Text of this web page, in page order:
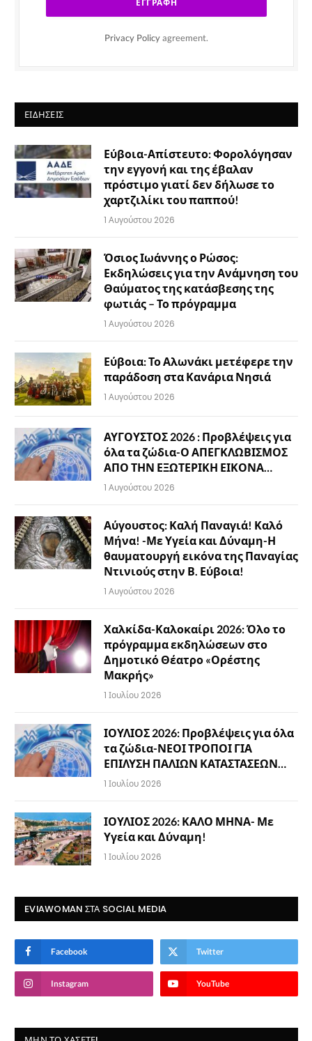
Privacy Policy agreement.
ΕΙΔΉΣΕΙΣ
Εύβοια-Απίστευτο: Φορολόγησαν
την εγγονή και της έβαλαν
πρόστιμο γιατί δεν δήλωσε το
χαρτζιλίκι του παππού!
1 Αυγούστου 2026
Όσιος Ιωάννης ο Ρώσος:
Εκδηλώσεις για την Ανάμνηση του
Θαύματος της κατάσβεσης της
φωτιάς – Το πρόγραμμα
1 Αυγούστου 2026
Εύβοια: Το Αλωνάκι μετέφερε την
παράδοση στα Κανάρια Νησιά
1 Αυγούστου 2026
ΑΥΓΟΥΣΤΟΣ 2026 : Προβλέψεις για
όλα τα ζώδια-Ο ΑΠΕΓΚΛΩΒΙΣΜΟΣ
ΑΠΟ ΤΗΝ ΕΞΩΤΕΡΙΚΗ ΕΙΚΟΝΑ…
1 Αυγούστου 2026
Αύγουστος: Καλή Παναγιά! Καλό
Μήνα! -Με Υγεία και Δύναμη-Η
θαυματουργή εικόνα της Παναγίας
Ντινιούς στην Β. Εύβοια!
1 Αυγούστου 2026
Χαλκίδα-Καλοκαίρι 2026: Όλο το
πρόγραμμα εκδηλώσεων στο
Δημοτικό Θέατρο «Ορέστης
Μακρής»
1 Ιουλίου 2026
ΙΟΥΛΙΟΣ 2026: Προβλέψεις για όλα
τα ζώδια-ΝΕΟΙ ΤΡΟΠΟΙ ΓΙΑ
ΕΠΙΛΥΣΗ ΠΑΛΙΩΝ ΚΑΤΑΣΤΑΣΕΩΝ…
1 Ιουλίου 2026
ΙΟΥΛΙΟΣ 2026: ΚΑΛΟ ΜΗΝΑ- Με
Υγεία και Δύναμη!
1 Ιουλίου 2026
EVIAWOMAN ΣΤΑ SOCIAL MEDIA
Facebook Twitter
Instagram YouTube